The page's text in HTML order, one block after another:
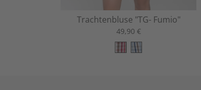
Trachtenbluse "TG- Fumio"
49,90 €